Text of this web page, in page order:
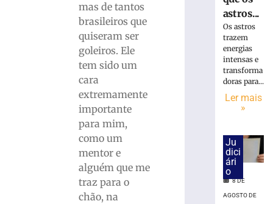
mas de tantos
brasileiros que
quiseram ser
goleiros. Ele
tem sido um
cara
extremamente
importante
para mim,
como um
mentor e
alguém que me
traz para o
chão, na
anuncia
contratação
zagueiro
João
Maistro
para
astros...
Os astros
trazem
energias
intensas e
transforma
doras para...
Ler mais
»
Ju
dici
ári
o
8 DE
AGOSTO DE